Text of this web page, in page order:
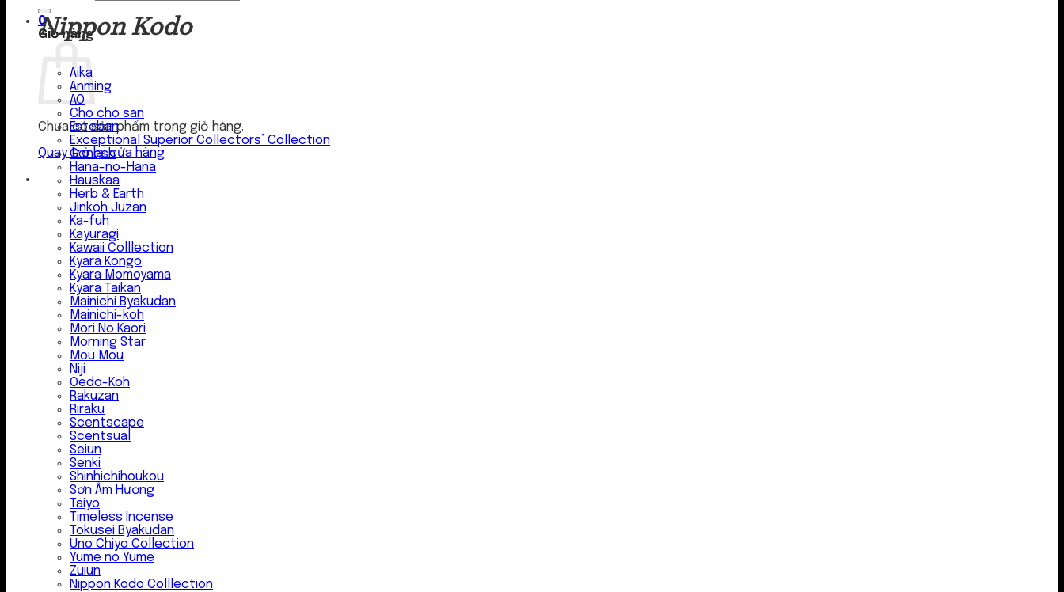
0
Giỏ hàng
Chưa có sản phẩm trong giỏ hàng.
Quay trở lại cửa hàng
Nippon Kodo
Aika
Anming
AO
Cho cho san
Esteban
Exceptional Superior Collectors’ Collection
Gonesh
Hana-no-Hana
Hauskaa
Herb & Earth
Jinkoh Juzan
Ka-fuh
Kayuragi
Kawaii Colllection
Kyara Kongo
Kyara Momoyama
Kyara Taikan
Mainichi Byakudan
Mainichi-koh
Mori No Kaori
Morning Star
Mou Mou
Niji
Oedo-Koh
Rakuzan
Riraku
Scentscape
Scentsual
Seiun
Senki
Shinhichihoukou
Sơn Âm Hương
Taiyo
Timeless Incense
Tokusei Byakudan
Uno Chiyo Collection
Yume no Yume
Zuiun
Nippon Kodo Colllection